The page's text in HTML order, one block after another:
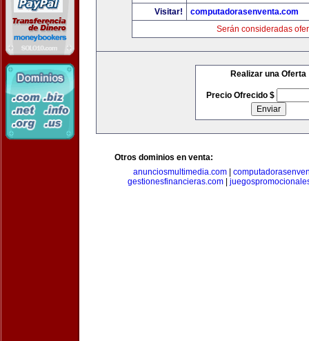
Visitar!
computadorasenventa.com
Serán consideradas
Realizar una Oferta
Precio Ofrecido $
Otros dominios en venta:
anunciosmultimedia.com
gestionesfinancieras.com